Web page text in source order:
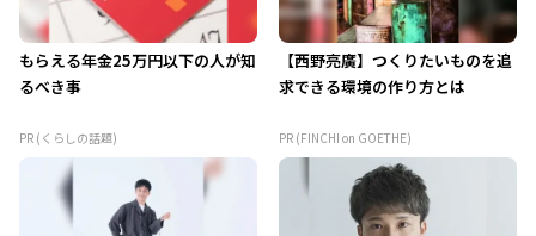
もらえる年金25万円以下の人が知
るべき事
PR (くらしの話題)
【西野亮廣】つくりたいものを追
求できる環境の作り方とは
PR (FINCHI on GOETHE)